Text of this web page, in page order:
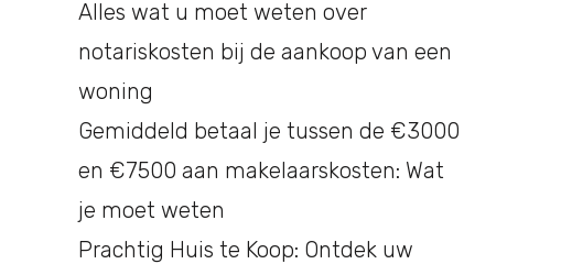
Alles wat u moet weten over
notariskosten bij de aankoop van een
woning
Gemiddeld betaal je tussen de €3000
en €7500 aan makelaarskosten: Wat
je moet weten
Prachtig Huis te Koop: Ontdek uw